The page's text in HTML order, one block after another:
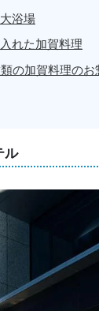
浴場
れた加賀料理
の加賀料理のお
ル